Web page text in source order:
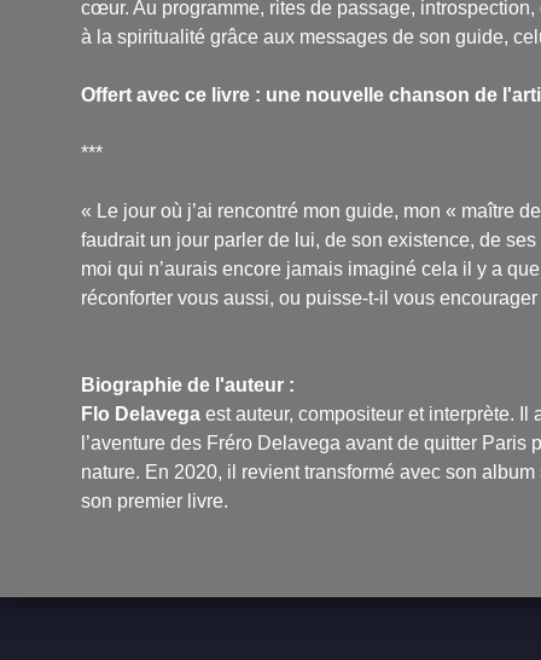
cœur. Au programme, rites de passage,
à la spiritualité grâce aux messages de son guide,
Offert avec ce livre : une nouvelle chanson de
***
« Le jour où j’ai rencontré mon guide, mon « maître
faudrait un jour parler de lui, de son existence, de
moi qui n’aurais encore jamais imaginé cela il y a
réconforter vous aussi, ou puisse-t-il vous
Biographie de l'auteur :
Flo Delavega est auteur, compositeur et interprète.
l’aventure des Fréro Delavega avant de quitter
nature. En 2020, il revient transformé avec son
son premier livre.